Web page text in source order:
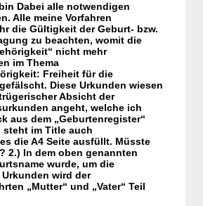
Dabei alle notwendigen
Alle meine Vorfahren
die Gültigkeit der Geburt- bzw.
zu beachten, womit die
nicht mehr
im Thema
Freiheit für die
Diese Urkunden wiesen
Absicht der
angeht, welche ich
aus dem „Geburtenregister“
steht im Title auch
die A4 Seite ausfüllt. Müsste
2.) In dem oben genannten
wurde, um die
wird der
„Mutter“ und „Vater“ Teil